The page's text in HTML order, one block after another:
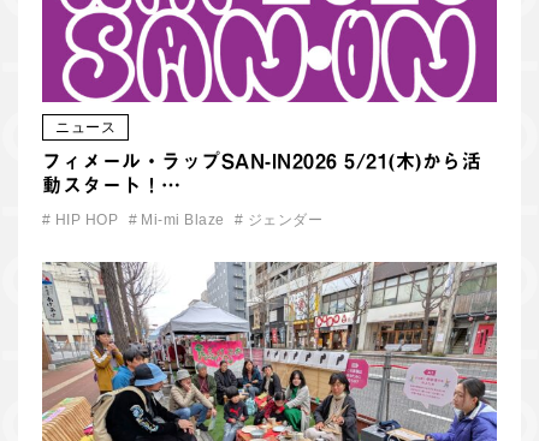
ニュース
フィメール・ラップSAN-IN2026 5/21(木)から活
動スタート！…
# HIP HOP # Mi-mi Blaze # ジェンダー